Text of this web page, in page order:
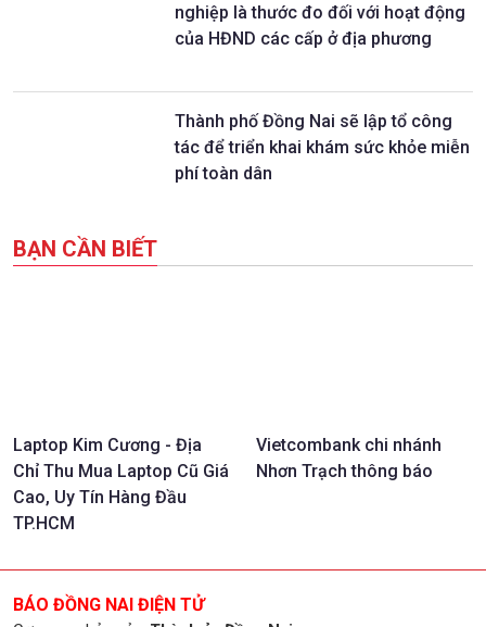
nghiệp là thước đo đối với hoạt động
của HĐND các cấp ở địa phương
Thành phố Đồng Nai sẽ lập tổ công
tác để triển khai khám sức khỏe miễn
phí toàn dân
BẠN CẦN BIẾT
Laptop Kim Cương - Địa
Chỉ Thu Mua Laptop Cũ Giá
Cao, Uy Tín Hàng Đầu
TP.HCM
Vietcombank chi nhánh
Nhơn Trạch thông báo
BÁO ĐỒNG NAI ĐIỆN TỬ